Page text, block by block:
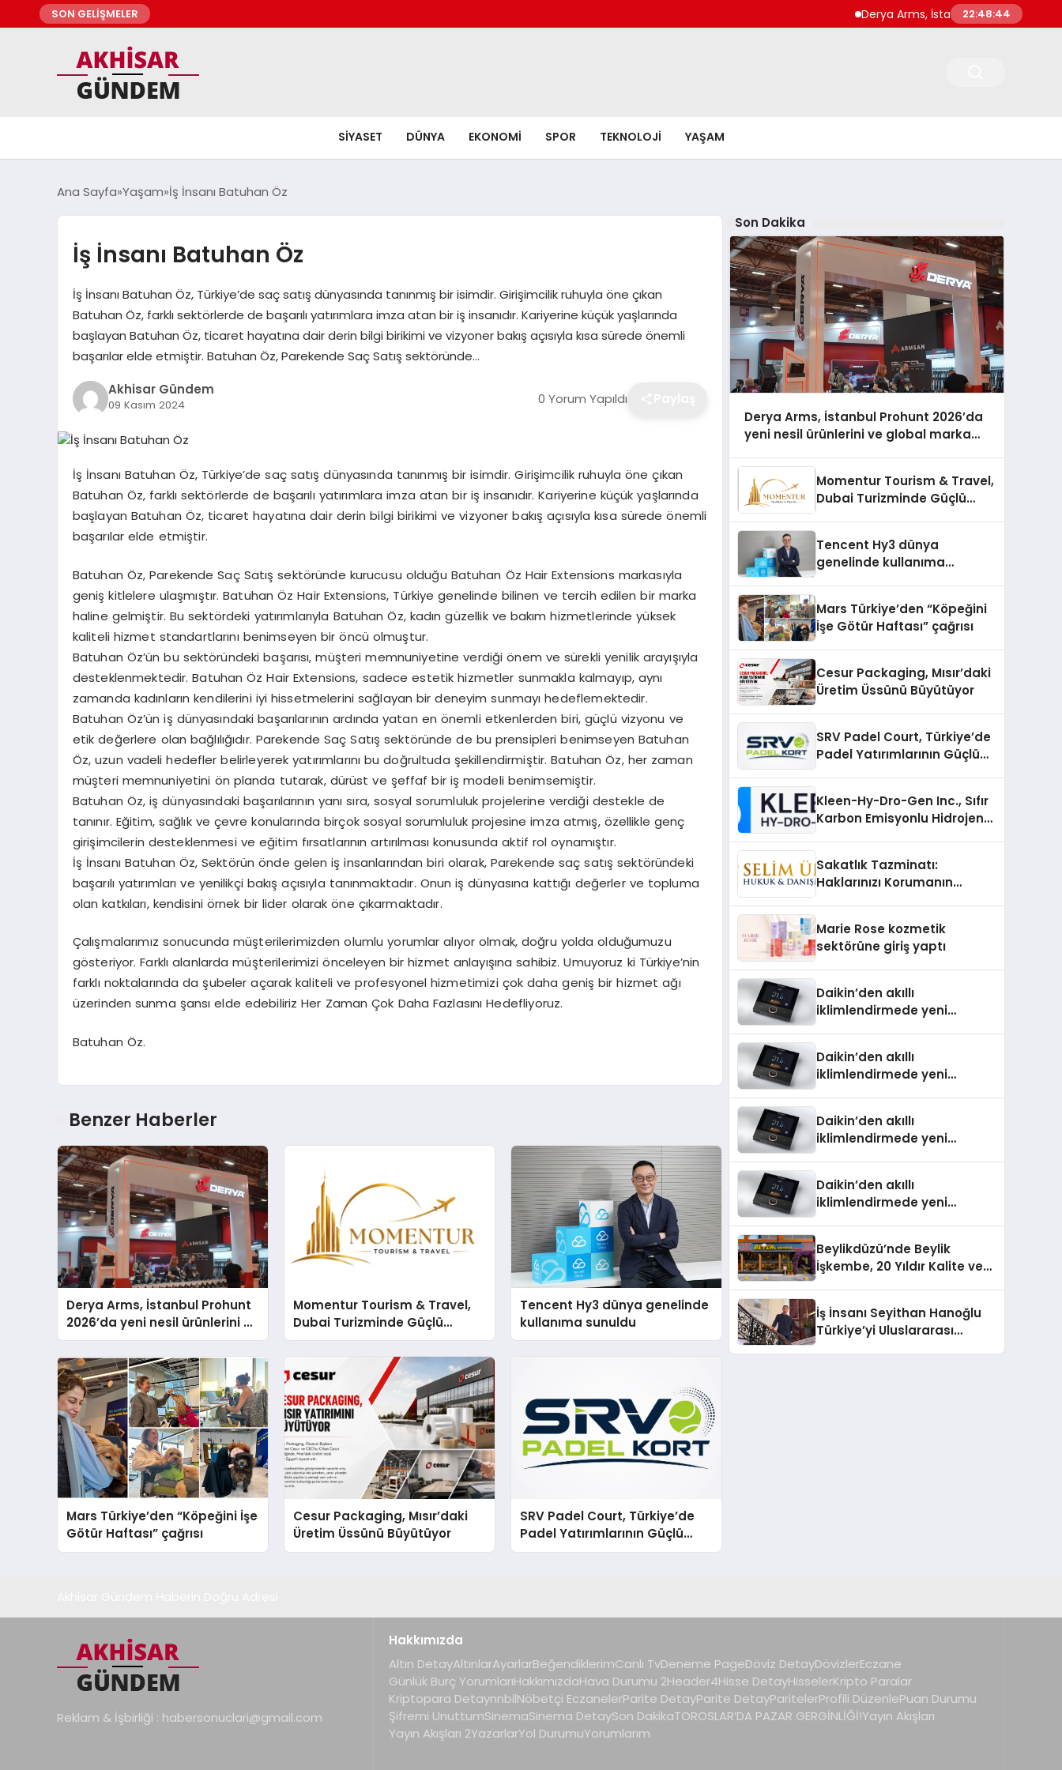
SON GELİŞMELER Derya Arms, İstanbul Prohunt 2026’da
22:48:45
SIYASET DÜNYA EKONOMI SPOR TEKNOLOJI YAŞAM
Ana Sayfa Yaşam İş İnsanı Batuhan Öz
İş İnsanı Batuhan Öz
İş İnsanı Batuhan Öz, Türkiye’de saç satış dünyasında tanınmış bir isimdir. Girişimcilik ruhuyla öne çıkan
Batuhan Öz, farklı sektörlerde de başarılı yatırımlara imza atan bir iş insanıdır. Kariyerine küçük yaşlarında
başlayan Batuhan Öz, ticaret hayatına dair derin bilgi birikimi ve vizyoner bakış açısıyla kısa sürede önemli
başarılar elde etmiştir. Batuhan Öz, Parekende Saç Satış sektöründe…
Akhisar Gündem
09 Kasım 2024 0 Yorum Yapıldı
İş İnsanı Batuhan Öz, Türkiye’de saç satış dünyasında tanınmış bir isimdir. Girişimcilik ruhuyla öne çıkan
Batuhan Öz, farklı sektörlerde de başarılı yatırımlara imza atan bir iş insanıdır. Kariyerine küçük yaşlarında
başlayan Batuhan Öz, ticaret hayatına dair derin bilgi birikimi ve vizyoner bakış açısıyla kısa sürede önemli
başarılar elde etmiştir.
Batuhan Öz, Parekende Saç Satış sektöründe kurucusu olduğu Batuhan Öz Hair Extensions markasıyla
geniş kitlelere ulaşmıştır. Batuhan Öz Hair Extensions, Türkiye genelinde bilinen ve tercih edilen bir marka
haline gelmiştir. Bu sektördeki yatırımlarıyla Batuhan Öz, kadın güzellik ve bakım hizmetlerinde yüksek
kaliteli hizmet standartlarını benimseyen bir öncü olmuştur.
Batuhan Öz’ün bu sektöründeki başarısı, müşteri memnuniyetine verdiği önem ve sürekli yenilik arayışıyla
desteklenmektedir. Batuhan Öz Hair Extensions, sadece estetik hizmetler sunmakla kalmayıp, aynı
zamanda kadınların kendilerini iyi hissetmelerini sağlayan bir deneyim sunmayı hedeflemektedir.
Batuhan Öz’ün iş dünyasındaki başarılarının ardında yatan en önemli etkenlerden biri, güçlü vizyonu ve
etik değerlere olan bağlılığıdır. Parekende Saç Satış sektöründe de bu prensipleri benimseyen Batuhan
Öz, uzun vadeli hedefler belirleyerek yatırımlarını bu doğrultuda şekillendirmiştir. Batuhan Öz, her zaman
müşteri memnuniyetini ön planda tutarak, dürüst ve şeffaf bir iş modeli benimsemiştir.
Batuhan Öz, iş dünyasındaki başarılarının yanı sıra, sosyal sorumluluk projelerine verdiği destekle de
tanınır. Eğitim, sağlık ve çevre konularında birçok sosyal sorumluluk projesine imza atmış, özellikle genç
girişimcilerin desteklenmesi ve eğitim fırsatlarının artırılması konusunda aktif rol oynamıştır.
İş İnsanı Batuhan Öz, Sektörün önde gelen iş insanlarından biri olarak, Parekende saç satış sektöründeki
başarılı yatırımları ve yenilikçi bakış açısıyla tanınmaktadır. Onun iş dünyasına kattığı değerler ve topluma
olan katkıları, kendisini örnek bir lider olarak öne çıkarmaktadır.
Çalışmalarımız sonucunda müşterilerimizden olumlu yorumlar alıyor olmak, doğru yolda olduğumuzu
gösteriyor. Farklı alanlarda müşterilerimizi önceleyen bir hizmet anlayışına sahibiz. Umuyoruz ki Türkiye’nin
farklı noktalarında da şubeler açarak kaliteli ve profesyonel hizmetimizi çok daha geniş bir hizmet ağı
üzerinden sunma şansı elde edebiliriz Her Zaman Çok Daha Fazlasını Hedefliyoruz.
Batuhan Öz.
Benzer Haberler
Derya Arms, İstanbul Prohunt
2026’da yeni nesil ürünlerini ve
global marka vizyonunu
sergiledi
Momentur Tourism & Travel,
Dubai Turizminde Güçlü
Operasyon Ağıyla Fark
Tencent Hy3 dünya genelinde
kullanıma sunuldu
Mars Türkiye’den “Köpeğini İşe
Götür Haftası” çağrısı
Cesur Packaging, Mısır’daki
Üretim Üssünü Büyütüyor
SRV Padel Court, Türkiye’de
Padel Yatırımlarının Güçlü
Markası Olmayı Sürdürüyor
Son Dakika
Derya Arms, İstanbul Prohunt 2026’da
yeni nesil ürünlerini ve global marka
Momentur Tourism & Travel,
Dubai Turizminde Güçlü
Tencent Hy3 dünya
genelinde kullanıma
Mars Türkiye’den “Köpeğini
İşe Götür Haftası” çağrısı
Cesur Packaging, Mısır’daki
Üretim Üssünü Büyütüyor
SRV Padel Court, Türkiye’de
Padel Yatırımlarının Güçlü
Kleen-Hy-Dro-Gen Inc., Sıfır
Karbon Emisyonlu Hidrojen
Aldı
Sakatlık Tazminatı:
Haklarınızı Korumanın
Marie Rose kozmetik
sektörüne giriş yaptı
Daikin’den akıllı
iklimlendirmede yeni
Daikin’den akıllı
iklimlendirmede yeni
Daikin’den akıllı
iklimlendirmede yeni
Daikin’den akıllı
iklimlendirmede yeni
Beylikdüzü’nde Beylik
İşkembe, 20 Yıldır Kalite ve
İş İnsanı Seyithan Hanoğlu
Türkiye’yi Uluslararası
Reklam & İşbirliği : habersonuclari@gmail.com
Hakkımızda
Altın DetayAltınlarAyarlarBeğendiklerimCanlı TvDeneme PageDöviz DetayDövizlerEczane
Günlük Burç YorumlarıHakkımızdaHava Durumu 2Header4Hisse DetayHisselerKripto Paralar
Kriptopara DetaynnbilNöbetçi EczanelerParite DetayParite DetayParitelerProfili DüzenlePuan Durumu
Şifremi UnuttumSinemaSinema DetaySon DakikaTOROSLAR’DA PAZAR GERGİNLİĞİ!Yayın Akışları
Yayın Akışları 2YazarlarYol DurumuYorumlarım